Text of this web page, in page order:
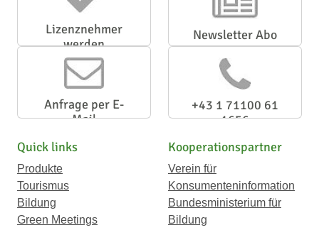
Lizenznehmer
werden
Newsletter Abo
Anfrage per E-
Mail
+43 1 71100 61
1656
Quick links
Produkte
Tourismus
Bildung
Green Meetings
Kooperationspartner
Verein für
Konsumenteninformation
Bundesministerium für
Bildung